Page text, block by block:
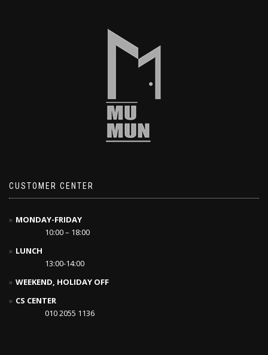
CUSTOMER CENTER
MONDAY-FRIDAY
10:00 – 18:00
LUNCH
13:00-14:00
WEEKEND, HOLIDAY OFF
CS CENTER
010 2055 1136